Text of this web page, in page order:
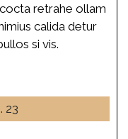
retrahe ollam
calida detur
si vis.
23